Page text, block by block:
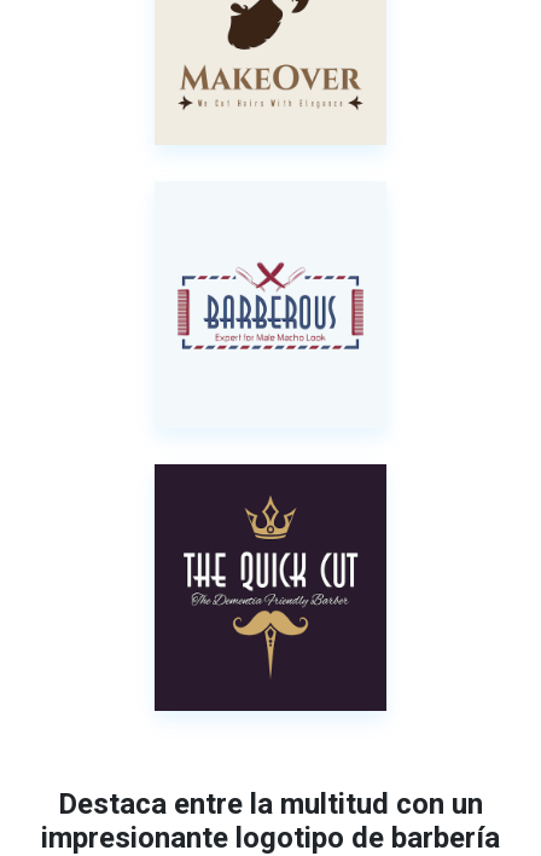
Destaca entre la multitud con un
impresionante logotipo de barbería